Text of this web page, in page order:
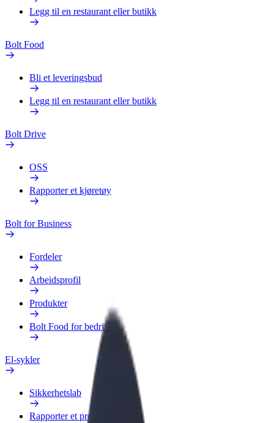
Legg til en restaurant eller butikk
Bolt Food
Bli et leveringsbud
Legg til en restaurant eller butikk
Bolt Drive
OSS
Rapporter et kjøretøy
Bolt for Business
Fordeler
Arbeidsprofil
Produkter
Bolt Food for bedrifter
El-sykler
Sikkerhetslab
Rapporter et problem